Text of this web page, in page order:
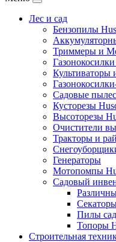
Лес и сад
Бензопилы
Триммеры и
Культиваторы
Садовые
Кусторезы
Высоторезы
Очистители
Тракторы и
Генераторы
Мотопомпы
Садовый
Пилы
Топоры
Строительная